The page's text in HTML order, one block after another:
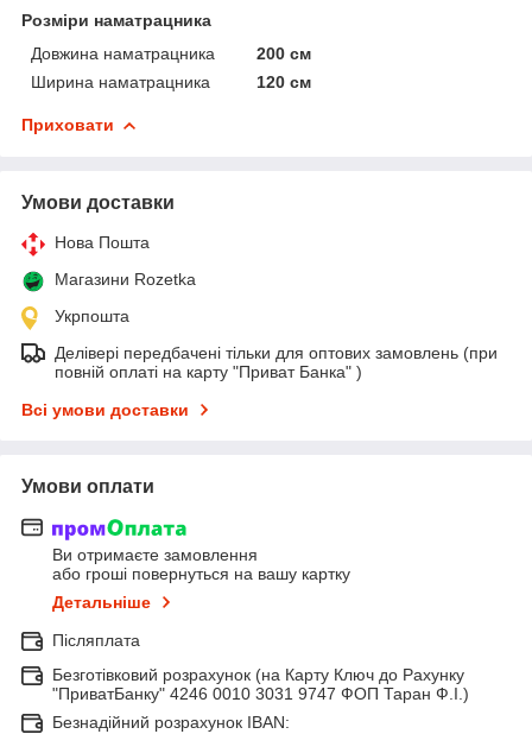
Розміри наматрацника
Довжина наматрацника
200 см
Ширина наматрацника
120 см
Приховати
Умови доставки
Нова Пошта
Магазини Rozetka
Укрпошта
Делівері передбачені тільки для оптових замовлень (при
повній оплаті на карту "Приват Банка" )
Всі умови доставки
Умови оплати
Ви отримаєте замовлення
або гроші повернуться на вашу картку
Детальніше
Післяплата
Безготівковий розрахунок (на Карту Ключ до Рахунку
"ПриватБанку" 4246 0010 3031 9747 ФОП Таран Ф.І.)
Безнадійний розрахунок IBAN: